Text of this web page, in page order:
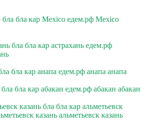
бла бла кар Mexico едем.рф Mexico
бла бла кар астрахань едем.рф
бла кар анапа едем.рф анапа анапа
бла кар абакан едем.рф абакан абакан
казань бла бла кар альметьевск
казань альметьевск казань